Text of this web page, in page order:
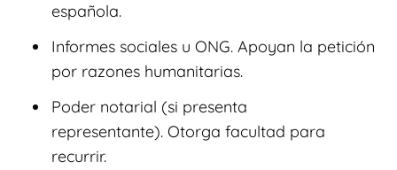
española.
Informes sociales u ONG. Apoyan la petición
por razones humanitarias.
Poder notarial (si presenta
representante). Otorga facultad para
recurrir.